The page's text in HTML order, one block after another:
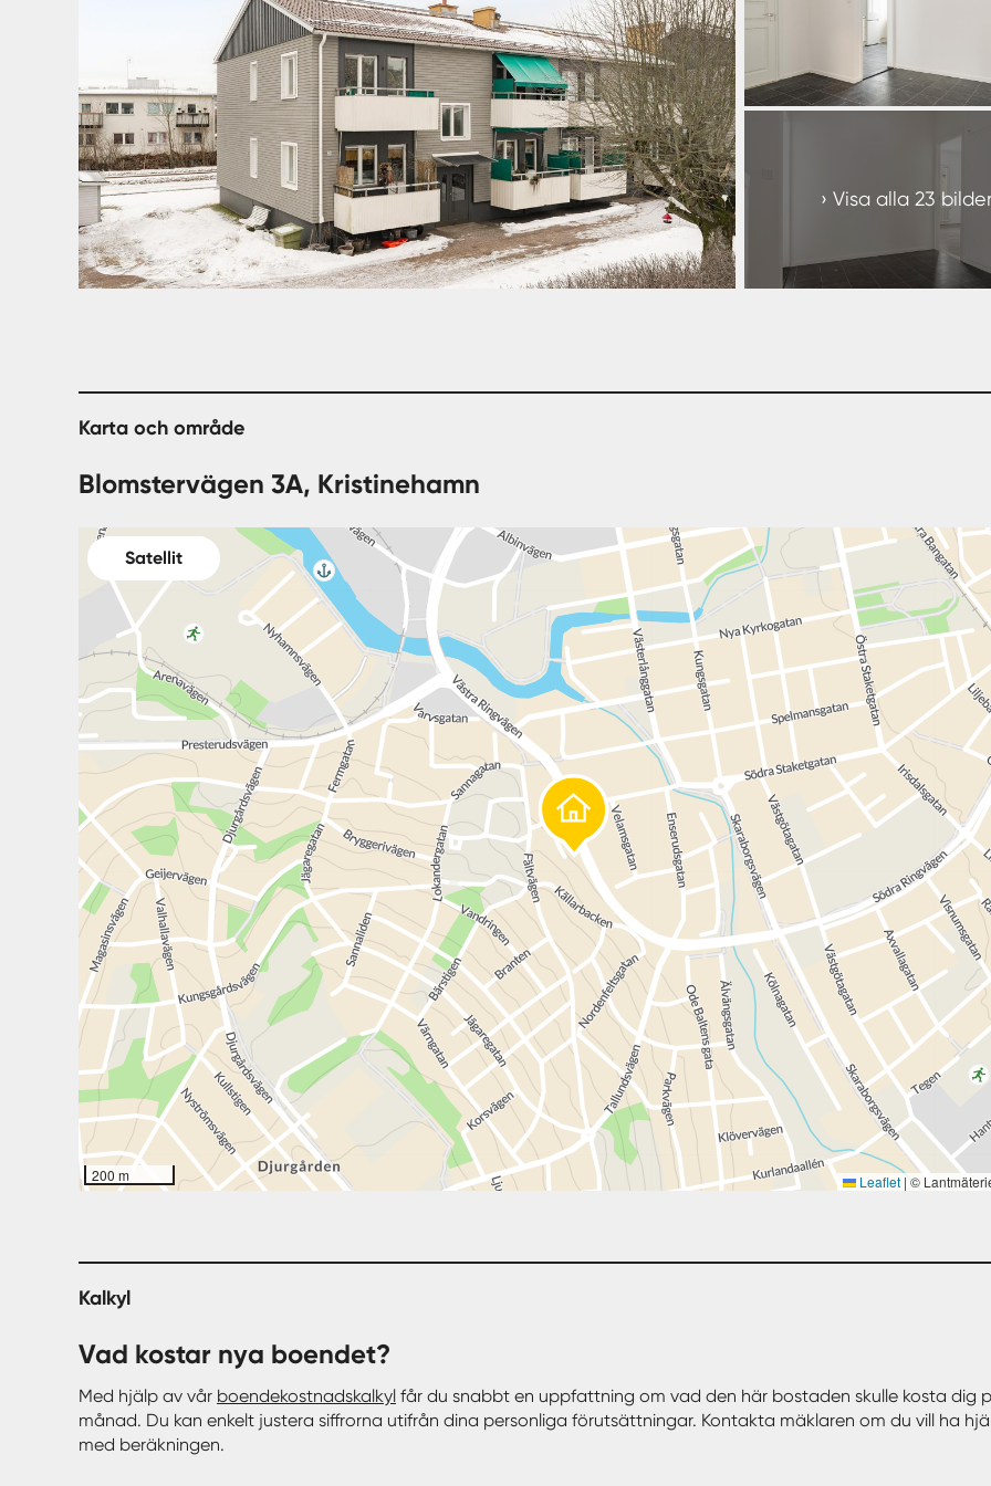
+
Visa alla 23
Karta och område
Blomstervägen 3A, Kristinehamn
Satellit
200 m Leaflet | ©
Kalkyl
Vad kostar nya boendet?
Med hjälp av vår boendekostnadskalkyl får du snabbt en uppfattning om vad den här bostaden skulle kosta dig
månad. Du kan enkelt justera siffrorna utifrån dina personliga förutsättningar. Kontakta mäklaren om du vill ha
med beräkningen.